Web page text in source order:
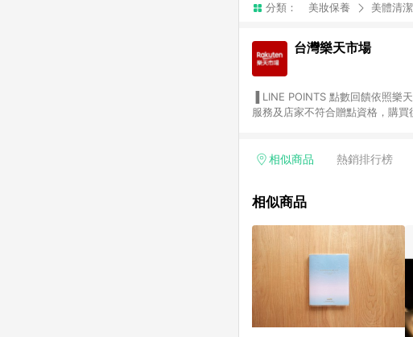
分類： 美妝保養 美體清
台灣樂天市場
服務及店家不符合贈點資格，購
享有 LINE POINTS 回饋。 (3) 若購買之訂單（包含預購商品）未符合樂天市場 45 天內完成訂單出貨及結帳，則不符
會有時間差，如顯示之商品規格、顏
點數回饋或點數回饋有爭議，台
相似商品 熱銷排行榜
相似商品